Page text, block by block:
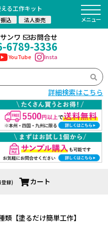
る工作キット
込 法人掛売
詳細検索はこちら
ンワ お問合せ
6789-3336
YouTube Insta
登録) カート
類【塗るだけ簡単工作】